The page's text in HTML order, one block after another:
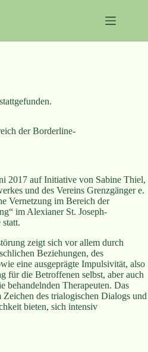
der Borderline-
2017 auf Initiative von Sabine Thiel,
und des Vereins Grenzgänger e.
Vernetzung im Bereich der
im Alexianer St. Joseph-
zeigt sich vor allem durch
Beziehungen, des
eine ausgeprägte Impulsivität, also
für die Betroffenen selbst, aber auch
behandelnden Therapeuten. Das
des trialogischen Dialogs und
bieten, sich intensiv